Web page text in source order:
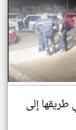
طريقها إلى